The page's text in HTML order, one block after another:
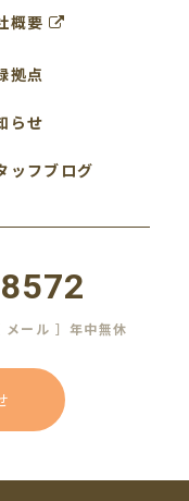
概要
拠点
らせ
ッフブログ
ール ］年中無休